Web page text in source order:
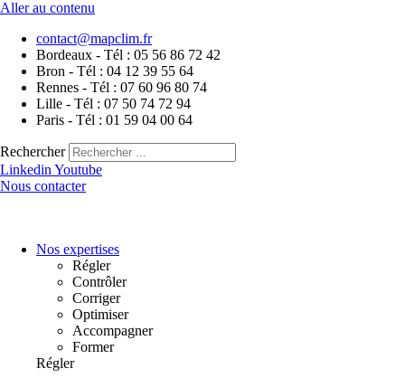
Aller au contenu
contact@mapclim.fr
Bordeaux - Tél : 05 56 86 72 42
Bron - Tél : 04 12 39 55 64
Rennes - Tél : 07 60 96 80 74
Lille - Tél : 07 50 74 72 94
Paris - Tél : 01 59 04 00 64
Rechercher
Linkedin Youtube
Nous contacter
Nos expertises
Régler
Contrôler
Corriger
Optimiser
Accompagner
Former
Régler